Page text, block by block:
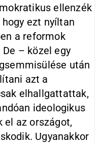
ellenzék
ezt nyíltan
a reformok
– közel egy
után
azt a
elhallgattattak,
ideologikus
el az országot,
Ugyanakkor